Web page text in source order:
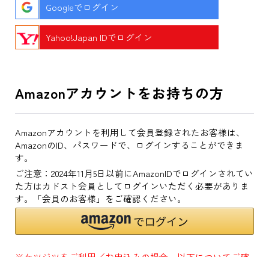
Googleでログイン
Yahoo!Japan IDでログイン
Amazonアカウントをお持ちの方
Amazonアカウントを利用して会員登録されたお客様は、
AmazonのID、パスワードで、ログインすることができま
す。
ご注意：2024年11月5日以前にAmazonIDでログインされてい
た方はカドスト会員としてログインいただく必要がありま
す。「会員のお客様」をご確認ください。